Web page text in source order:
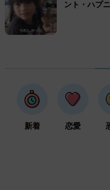
ント・ハプ
新着 恋愛